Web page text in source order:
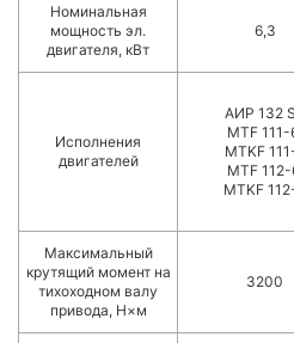
Номинальная
мощность эл.
двигателя, кВт
6,3
Исполнения
двигателей
АИР 132
MTF 111-
MTKF
MTF 112-
MTKF
Максимальный
крутящий момент на
тихоходном валу
привода, Н×м
3200